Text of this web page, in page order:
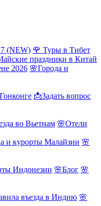
(NEW) 🌹 Туры в Тибет
праздники в Китай
2026 🌸Города и
📩Задать вопрос
во Вьетнам 🌸Отели
и курорты Малайзии 🌸
Индонезии 🌸Блог 🌸
въезда в Индию 🌸